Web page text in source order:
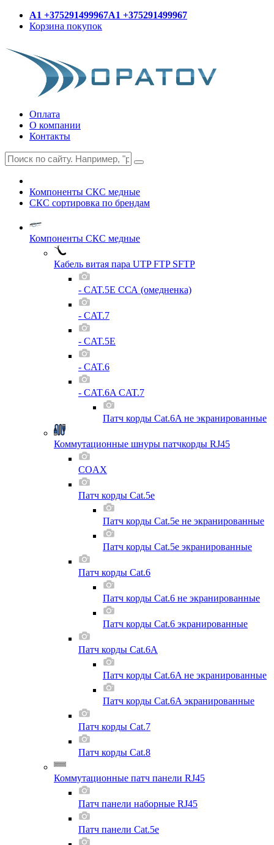
A1 +375291499967A1 +375291499967
Корзина покупок
Оплата
О компании
Контакты
Компоненты СКС медные
СКС сортировка по брендам
Компоненты СКС медные
Кабель витая пара UTP FTP SFTP
- CAT.5E ССА (омедненка)
- CAT.7
- CAT.5E
- CAT.6
- CAT.6A CAT.7
Патч корды Cat.6A не экранированные
Коммутационные шнуры патчкорды RJ45
COAX
Патч корды Cat.5e
Патч корды Cat.5e не экранированные
Патч корды Cat.5e экранированные
Патч корды Cat.6
Патч корды Cat.6 не экранированные
Патч корды Cat.6 экранированные
Патч корды Cat.6A
Патч корды Cat.6A не экранированные
Патч корды Cat.6A экранированные
Патч корды Cat.7
Патч корды Cat.8
Коммутационные патч панели RJ45
Патч панели наборные RJ45
Патч панели Cat.5e